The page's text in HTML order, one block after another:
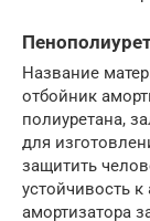
Название
отбойник
полиуретана,
для
защитить
устойчивость
амортизатора